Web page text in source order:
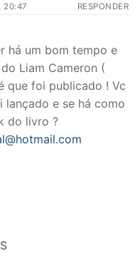
20:47 RESPONDER
há um bom tempo e
Liam Cameron (
que foi publicado ! Vc
lançado e se há como
do livro ?